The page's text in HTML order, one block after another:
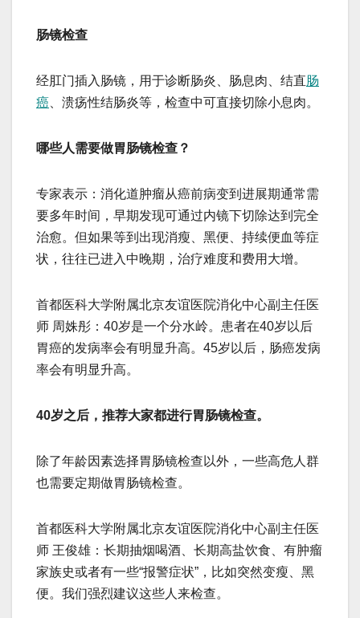
肠镜检查
经肛门插入肠镜，用于诊断肠炎、肠息肉、结直肠
癌 、溃疡性结肠炎等，检查中可直接切除小息肉。
哪些人需要做胃肠镜检查？
专家表示：消化道肿瘤从癌前病变到进展期通常需
要多年时间，早期发现可通过内镜下切除达到完全
治愈。但如果等到出现消瘦、黑便、持续便血等症
状，往往已进入中晚期，治疗难度和费用大增。
首都医科大学附属北京友谊医院消化中心副主任医
师 周姝彤：40岁是一个分水岭。患者在40岁以后
胃癌的发病率会有明显升高。45岁以后，肠癌发病
率会有明显升高。
40岁之后，推荐大家都进行胃肠镜检查。
除了年龄因素选择胃肠镜检查以外，一些高危人群
也需要定期做胃肠镜检查。
首都医科大学附属北京友谊医院消化中心副主任医
师 王俊雄：长期抽烟喝酒、长期高盐饮食、有肿瘤
家族史或者有一些“报警症状”，比如突然变瘦、黑
便。我们强烈建议这些人来检查。